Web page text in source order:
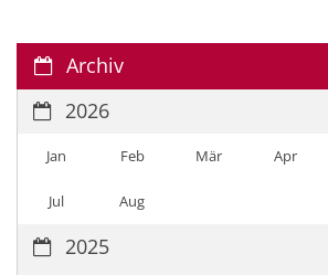
Archiv
2026
Jan Feb Mär Apr
Jul Aug
2025